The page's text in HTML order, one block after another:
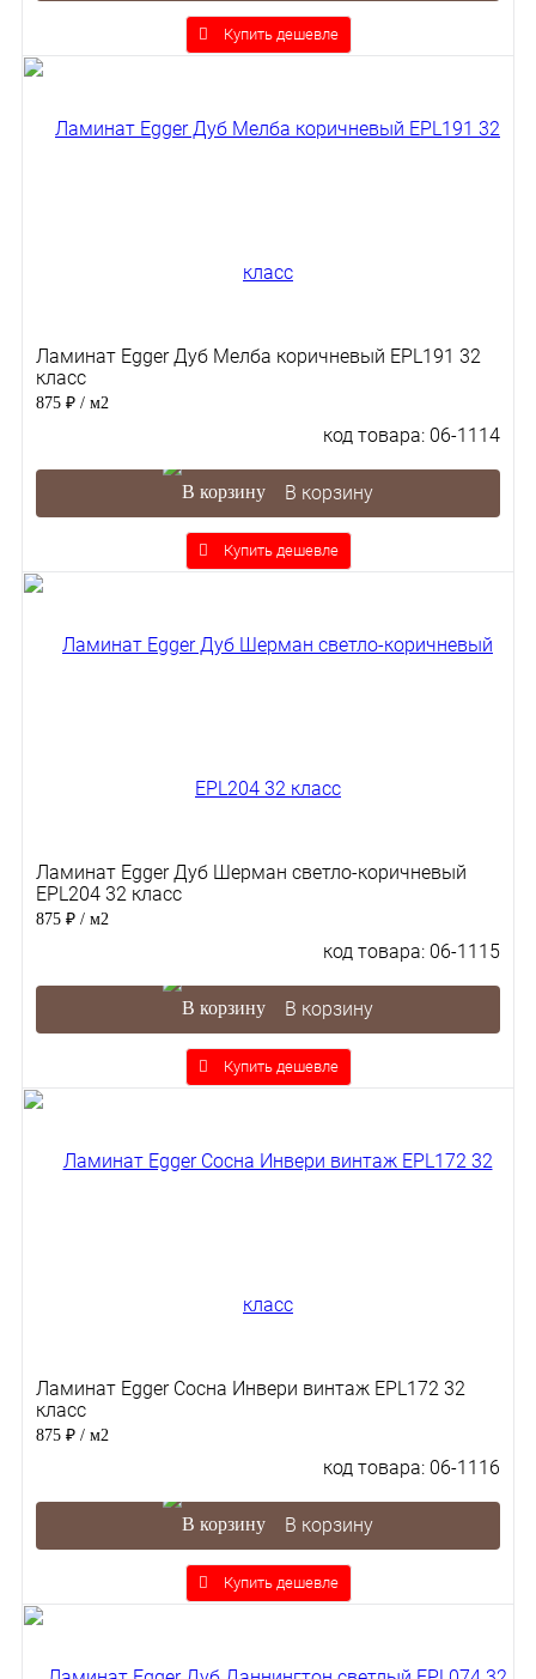
Купить дешевле
Ламинат Egger Дуб Мелба коричневый EPL191 32
класс
875 ₽ / м2
код товара: 06-1114
В корзину
Купить дешевле
Ламинат Egger Дуб Шерман светло-коричневый
EPL204 32 класс
875 ₽ / м2
код товара: 06-1115
В корзину
Купить дешевле
Ламинат Egger Сосна Инвери винтаж EPL172 32
класс
875 ₽ / м2
код товара: 06-1116
В корзину
Купить дешевле